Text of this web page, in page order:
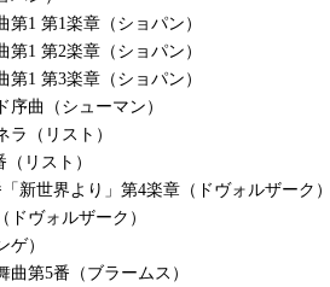
第1 第1楽章（ショパン）
第1 第2楽章（ショパン）
第1 第3楽章（ショパン）
序曲（シューマン）
ラ（リスト）
リスト）
新世界より」第4楽章（ドヴォルザーク）
ドヴォルザーク）
ゲ）
曲第5番（ブラームス）